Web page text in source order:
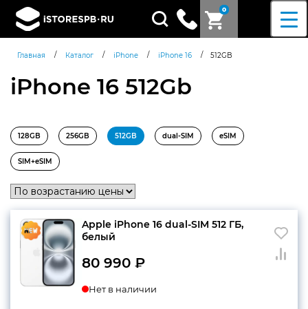
0
Поиск
товаров
Главная / Каталог / iPhone / iPhone 16 / 512GB
iPhone 16 512Gb
128GB 256GB 512GB dual-SIM eSIM
SIM+eSIM
Apple iPhone 16 dual-SIM 512 ГБ,
белый
80 990 ₽
Нет в наличии